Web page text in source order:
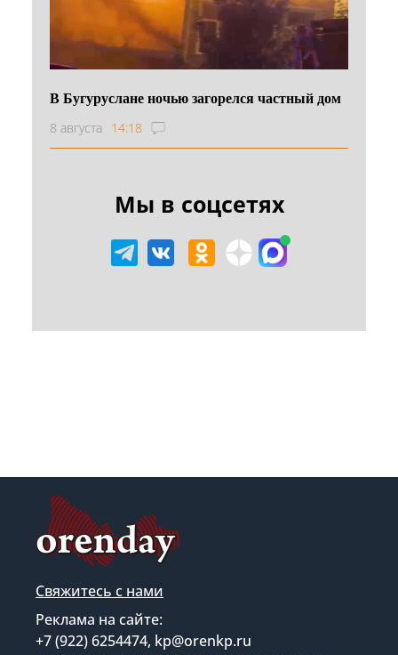
В Бугуруслане ночью загорелся частный дом
8 августа 14:18
Мы в соцсетях
Свяжитесь с нами
Реклама на сайте:
+7 (922) 6254474, kp@orenkp.ru